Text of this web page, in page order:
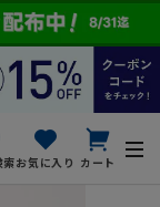
索お気に入り カート